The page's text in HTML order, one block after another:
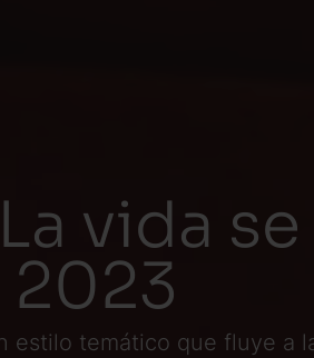
vida
2023
estilo temático que fluye a